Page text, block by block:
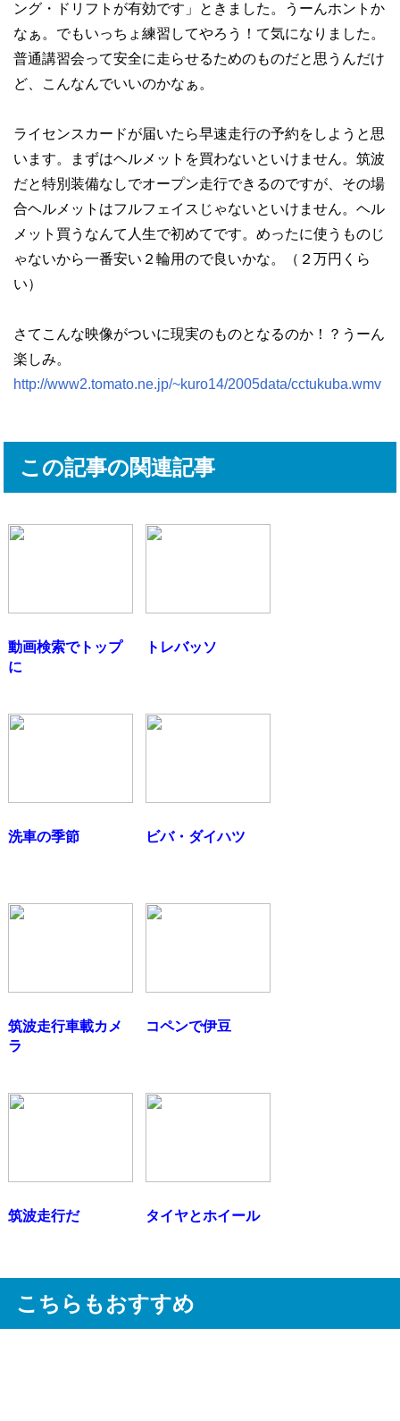
ング・ドリフトが有効です」ときました。うーんホントか
なぁ。でもいっちょ練習してやろう！て気になりました。
普通講習会って安全に走らせるためのものだと思うんだけ
ど、こんなんでいいのかなぁ。
ライセンスカードが届いたら早速走行の予約をしようと思
います。まずはヘルメットを買わないといけません。筑波
だと特別装備なしでオープン走行できるのですが、その場
合ヘルメットはフルフェイスじゃないといけません。ヘル
メット買うなんて人生で初めてです。めったに使うものじ
ゃないから一番安い２輪用ので良いかな。（２万円くら
い）
さてこんな映像がついに現実のものとなるのか！？うーん
楽しみ。
http://www2.tomato.ne.jp/~kuro14/2005data/cctukuba.wmv
この記事の関連記事
動画検索でトップ
に
トレバッソ
洗車の季節 ビバ・ダイハツ
筑波走行車載カメ
ラ
コペンで伊豆
筑波走行だ タイヤとホイール
こちらもおすすめ